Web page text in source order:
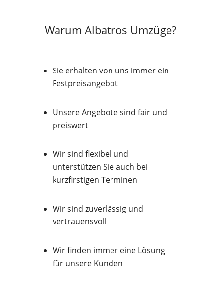
Warum Albatros Umzüge?
Sie erhalten von uns immer ein
Festpreisangebot
Unsere Angebote sind fair und
preiswert
Wir sind flexibel und
unterstützen Sie auch bei
kurzfirstigen Terminen
Wir sind zuverlässig und
vertrauensvoll
Wir finden immer eine Lösung
für unsere Kunden